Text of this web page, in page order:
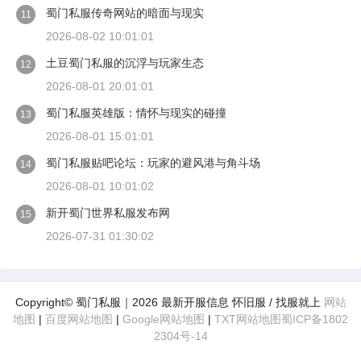
11
蜀门私服传奇网站的暗面与现实
2026-08-02 10:01:01
12
土豆蜀门私服的沉浮与玩家生态
2026-08-01 20:01:01
13
蜀门私服英雄版：情怀与现实的碰撞
2026-08-01 15:01:01
14
蜀门私服贴吧论坛：玩家的避风港与角斗场
2026-08-01 10:01:02
15
新开蜀门世界私服发布网
2026-07-31 01:30:02
Copyright© 蜀门私服｜2026 最新开服信息 怀旧服 / 找服就上 网站
地图 | 百度网站地图 | Google网站地图 | TXT网站地图蜀ICP备1802
2304号-14